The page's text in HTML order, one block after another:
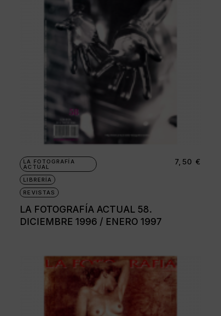
LA FOTOGRAFÍA
ACTUAL
LIBRERÍA
REVISTAS
LA FOTOGRAFÍA ACTUAL 58.
DICIEMBRE 1996 / ENERO 1997
7,50 €